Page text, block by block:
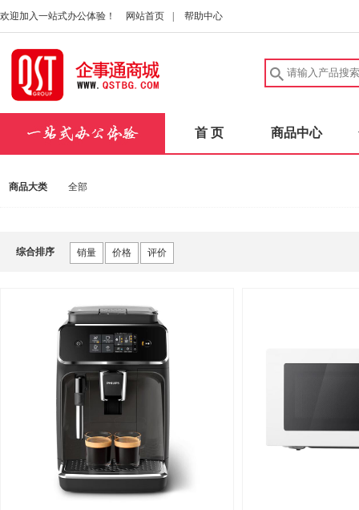
欢迎加入一站式办公体验！ 网站首页 帮助中心
首 页 商品中心
商品大类 全部
综合排序 销量 价格 评价